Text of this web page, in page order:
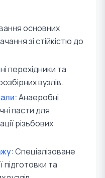
основних
зі стійкістю до
перехідники та
вузлів.
Анаеробні
пасти для
різьбових
Спеціалізоване
підготовки та